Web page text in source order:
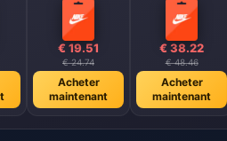
€ 19.51
€ 24.74
Acheter
maintenant
€ 38.22
€ 48.46
Acheter
maintenant